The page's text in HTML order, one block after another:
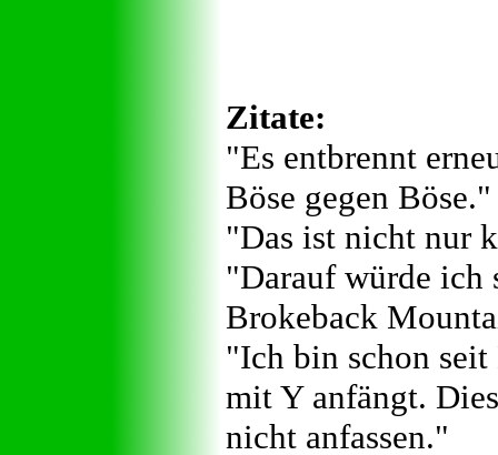
Zitate:
"Es entbrennt
Böse gegen Böse."
"Das ist nicht nur
"Darauf würde ich
Brokeback
"Ich bin schon seit
mit Y anfängt.
nicht anfassen."